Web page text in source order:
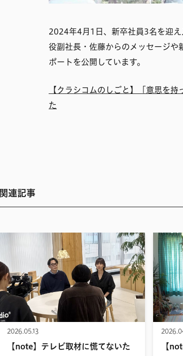
2024年4月1日、新卒社員3名を迎
役副社長・佐藤からのメッセージや
ポートを公開しています。
【クラシコムのしごと】「意思を
た
関連記事
2026.05.13
【note】テレビ取材に慌てないた
【